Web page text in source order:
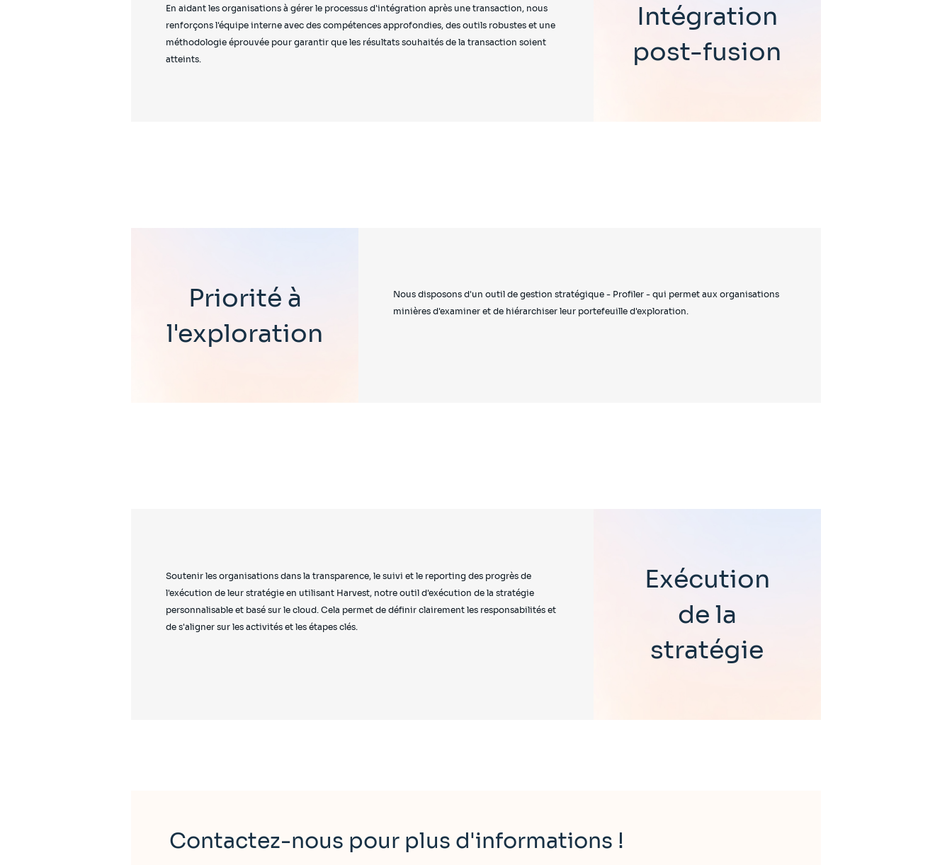
Intégration
post-fusion
En aidant les organisations à gérer le processus d'intégration après une transaction, nous
renforçons l'équipe interne avec des compétences approfondies, des outils robustes et une
méthodologie éprouvée pour garantir que les résultats souhaités de la transaction soient
atteints.
Priorité à
l'exploration
Nous disposons d'un outil de gestion stratégique - Profiler - qui permet aux organisations
minières d'examiner et de hiérarchiser leur portefeuille d'exploration.
Exécution
de la
stratégie
Soutenir les organisations dans la transparence, le suivi et le reporting des progrès de
l'exécution de leur stratégie en utilisant Harvest, notre outil d'exécution de la stratégie
personnalisable et basé sur le cloud. Cela permet de définir clairement les responsabilités et
de s'aligner sur les activités et les étapes clés.
Contactez-nous pour plus d'informations !